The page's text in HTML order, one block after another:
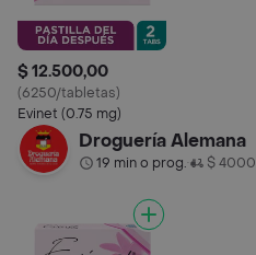
$ 12.500,00
(6250/tabletas)
Evinet (0.75 mg)
Droguería Alemana
19 min o prog.• $ 4000